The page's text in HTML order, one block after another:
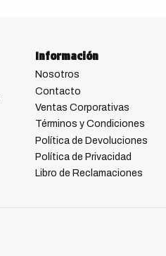
Información
Nosotros
Contacto
Ventas Corporativas
Términos y Condiciones
Política de Devoluciones
Política de Privacidad
Libro de Reclamaciones